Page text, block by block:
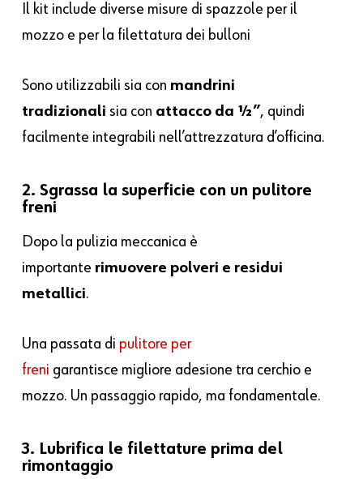
Il kit include diverse misure dispazzole per il
mozzo e per la filettatura dei bulloni
Sono utilizzabili sia con mandrini
tradizionali sia con attacco da ½”, quindi
facilmente integrabili nell’attrezzatura d’officina.
2. Sgrassa la superficie con un pulitore
freni
Dopo la pulizia meccanica è
importante rimuovere polveri e residui
metallici.
Una passata di pulitore per
freni garantisce migliore adesione tra cerchio e
mozzo. Un passaggio rapido, ma fondamentale.
3. Lubrifica le filettature prima del
rimontaggio